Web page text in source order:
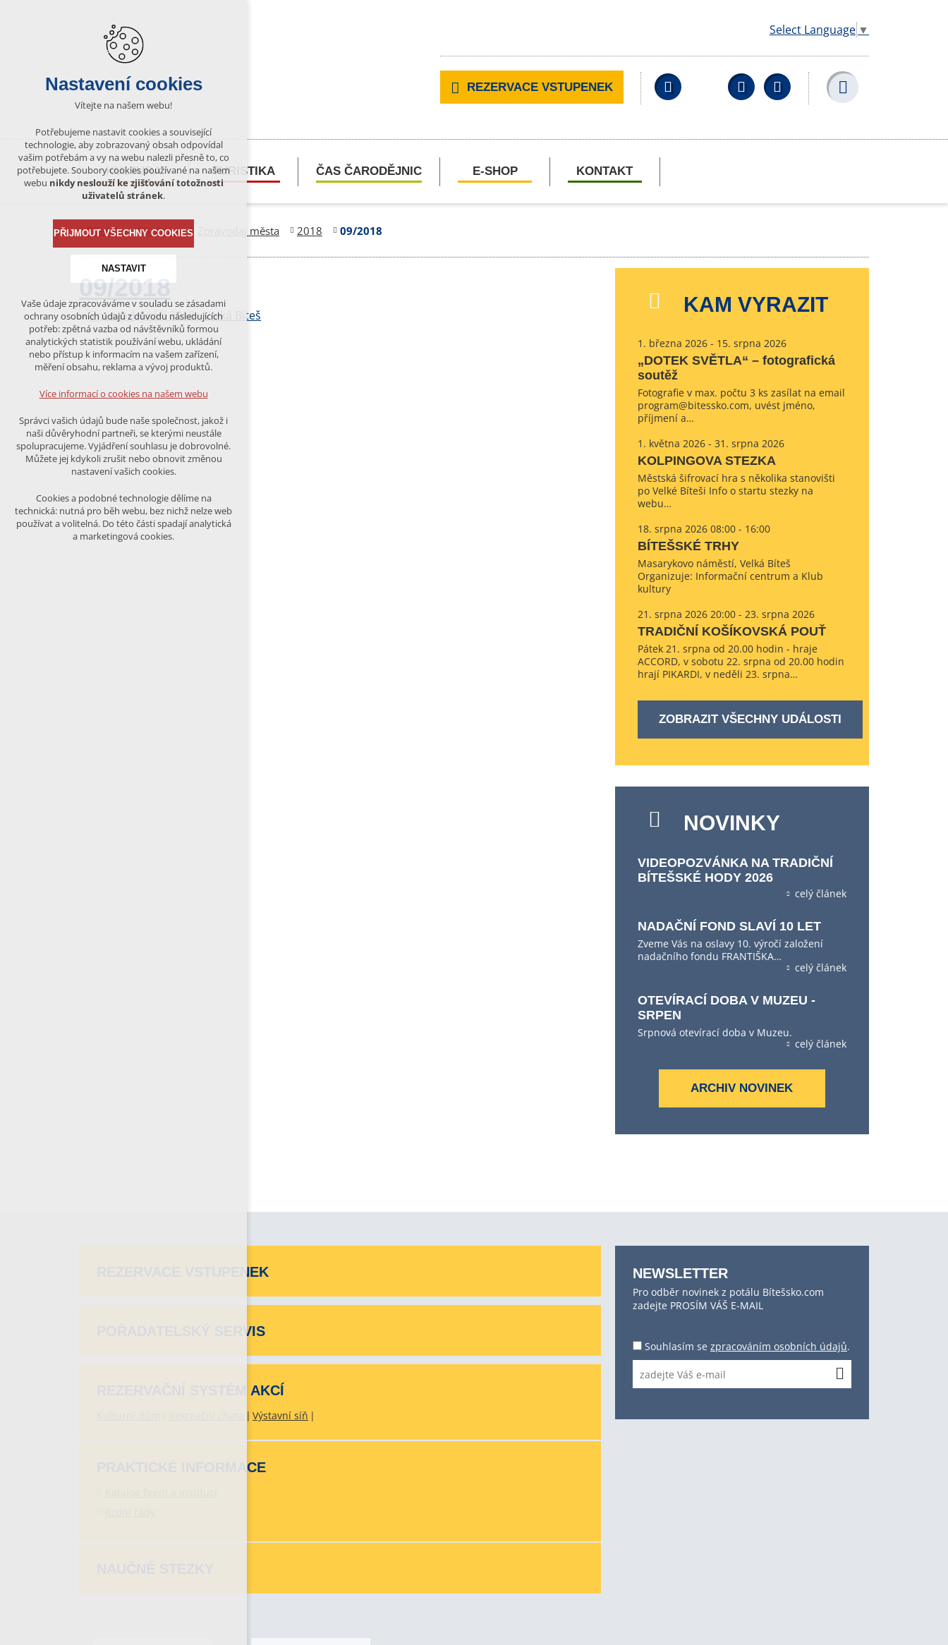
Select Language ▼
REZERVACE VSTUPENEK Facebook YouTubeWikipedia
KULTURA TURISTIKA ČAS ČARODĚJNIC E-SHOP KONTAKT
Bítešsko Kultura Zpravodaj města 2018 09/2018
09/2018
KAM VYRAZIT
1. března 2026 - 15. srpna 2026
„DOTEK SVĚTLA“ – fotografická
soutěž
Fotografie v max. počtu 3 ks zasílat na email
program@bitessko.com, uvést jméno,
příjmení a…
1. května 2026 - 31. srpna 2026
KOLPINGOVA STEZKA
Městská šifrovací hra s několika stanovišti
po Velké Bíteši Info o startu stezky na
webu…
18. srpna 2026 08:00 - 16:00
BÍTEŠSKÉ TRHY
Masarykovo náměstí, Velká Bíteš
Organizuje: Informační centrum a Klub
kultury
21. srpna 2026 20:00 - 23. srpna 2026
TRADIČNÍ KOŠÍKOVSKÁ POUŤ
Pátek 21. srpna od 20.00 hodin - hraje
ACCORD, v sobotu 22. srpna od 20.00 hodin
hrají PIKARDI, v neděli 23. srpna…
ZOBRAZIT VŠECHNY UDÁLOSTI
NOVINKY
VIDEOPOZVÁNKA NA TRADIČNÍ
BÍTEŠSKÉ HODY 2026
celý článek
NADAČNÍ FOND SLAVÍ 10 LET
Zveme Vás na oslavy 10. výročí založení
nadačního fondu FRANTIŠKA…
celý článek
OTEVÍRACÍ DOBA V MUZEU -
SRPEN
Srpnová otevírací doba v Muzeu.
celý článek
ARCHIV NOVINEK
REZERVACE VSTUPENEK
POŘADATELSKÝ SERVIS
REZERVAČNÍ SYSTÉM AKCÍ
Výstavní síň
PRAKTICKÉ INFORMACE
NEWSLETTER
Pro odběr novinek z potálu Bítešsko.com
zadejte PROSÍM VÁŠ E-MAIL
Souhlasím se zpracováním osobních údajů.
Nastavení cookies
Vítejte na našem webu!
Potřebujeme nastavit cookies a související
technologie, aby zobrazovaný obsah odpovídal
vašim potřebám a vy na webu nalezli přesně to, co
potřebujete. Soubory cookies používané na našem
webu nikdy neslouží ke zjišťování totožnosti
uživatelů stránek.
PŘIJMOUT VŠECHNY COOKIES
NASTAVIT
Technická cookies
nutná pro provozování webu
udržení kontextu stránek (session):
případná přihlášení, volby jazyka, apod.
analytická pro anonymizované
vyhodnocení návštěvnosti
marketingová cookies (Google)
Více informací o cookies na našem webu
ODMÍTNOUT VŠE
Vaše údaje zpracováváme v souladu se zásadami
ochrany osobních údajů z důvodu následujících
potřeb: zpětná vazba od návštěvníků formou
analytických statistik používání webu, ukládání
nebo přístup k informacím na vašem zařízení,
měření obsahu, reklama a vývoj produktů.
Více informací o cookies na našem webu
Správci vašich údajů bude naše společnost, jakož i
naši důvěryhodní partneři, se kterými neustále
spolupracujeme. Vyjádření souhlasu je dobrovolné.
Můžete jej kdykoli zrušit nebo obnovit změnou
nastavení vašich cookies.
Cookies a podobné technologie dělíme na
technická: nutná pro běh webu, bez nichž nelze web
používat a volitelná. Do této části spadají analytická
a marketingová cookies.